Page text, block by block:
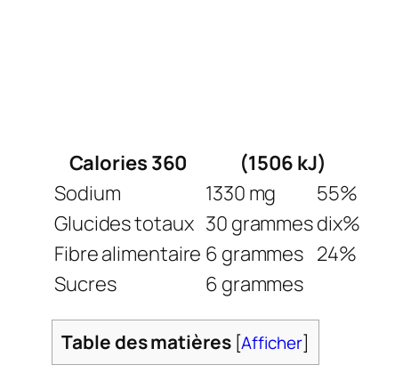
Calories 360
(1506 kJ)
Sodium
1330 mg
55%
Glucides totaux 30 grammesdix%
Fibre alimentaire 6 grammes 24%
Sucres
6 grammes
Table des matières [Afficher]